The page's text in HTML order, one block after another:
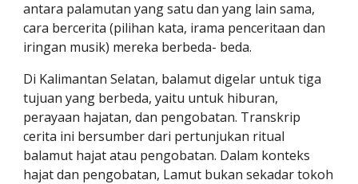
antara palamutan yang satu dan yang lain sama,
cara bercerita (pilihan kata, irama penceritaan dan
iringan musik) mereka berbeda- beda.
Di Kalimantan Selatan, balamut digelar untuk tiga
tujuan yang berbeda, yaitu untuk hiburan,
perayaan hajatan, dan pengobatan. Transkrip
cerita ini bersumber dari pertunjukan ritual
balamut hajat atau pengobatan. Dalam konteks
hajat dan pengobatan, Lamut bukan sekadar tokoh